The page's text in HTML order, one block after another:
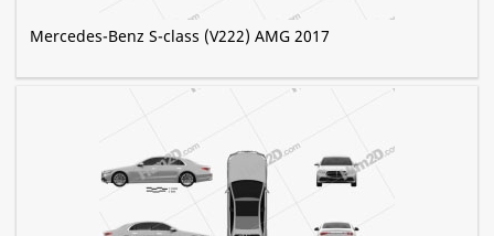
Mercedes-Benz S-class (V222) AMG 2017